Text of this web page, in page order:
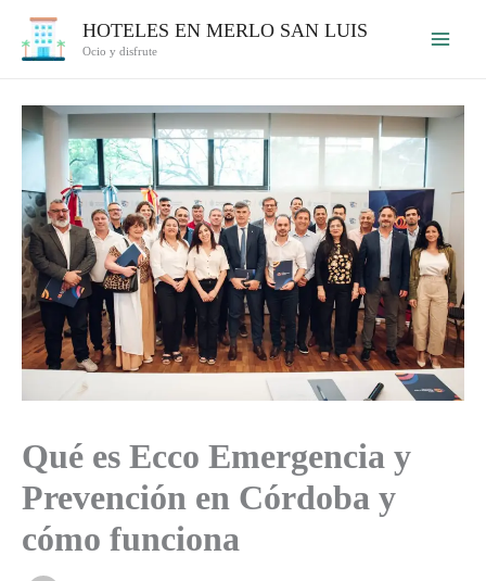
HOTELES EN MERLO SAN LUIS
Ocio y disfrute
Qué es Ecco Emergencia y
Prevención en Córdoba y
cómo funciona